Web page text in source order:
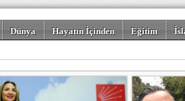
Dünya Hayatın İçinden Eğitim